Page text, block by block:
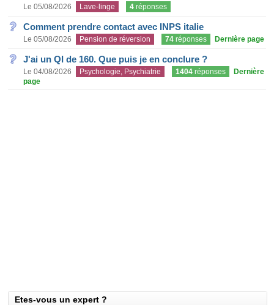
Le 05/08/2026 Lave-linge 4 réponses
Comment prendre contact avec INPS italie
Le 05/08/2026 Pension de réversion 74 réponses Dernière page
J'ai un QI de 160. Que puis je en conclure ?
Le 04/08/2026 Psychologie, Psychiatrie 1404 réponses
Dernière
page
Etes-vous un expert ?